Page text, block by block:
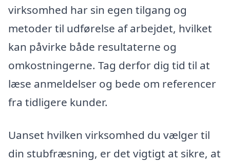
virksomhed har sin egen tilgang og
metoder til udførelse af arbejdet, hvilket
kan påvirke både resultaterne og
omkostningerne. Tag derfor dig tid til at
læse anmeldelser og bede om referencer
fra tidligere kunder.
Uanset hvilken virksomhed du vælger til
din stubfræsning, er det vigtigt at sikre, at